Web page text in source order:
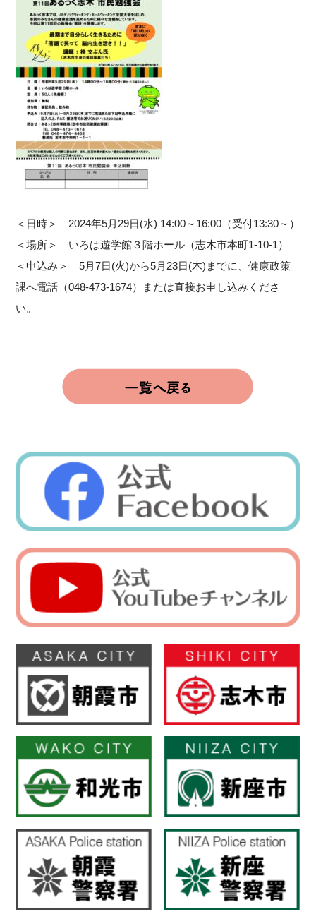
＜日時＞ 2024年5月29日(水) 14:00～16:00（受付13:30～）
＜場所＞ いろは遊学館３階ホール（志木市本町1-10-1）
＜申込み＞ 5月7日(火)から5月23日(木)までに、健康政策
課へ電話（048-473-1674）または直接お申し込みくださ
い。